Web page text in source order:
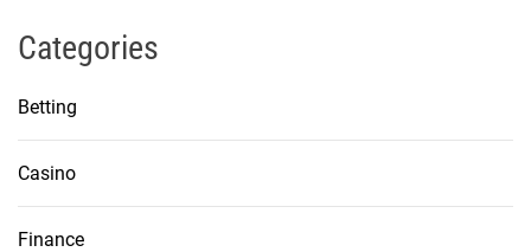
Categories
Betting
Casino
Finance